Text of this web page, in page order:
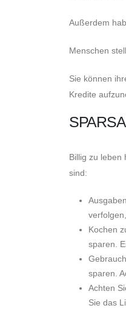
Außerdem
Menschen
Sie können
Kredite
Billig zu leben
sind:
Kochen
sparen.
sparen.
Achten
Sie das